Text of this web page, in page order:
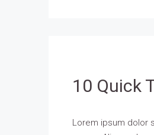
10 Quick
Lorem ipsum dolor